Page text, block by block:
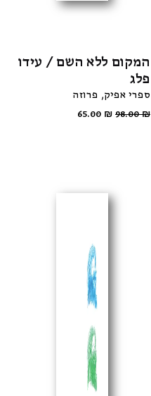
המקום ללא השם / עידו
פלג
ספרי אפיק פרוזה
98.00₪
65.00 ₪